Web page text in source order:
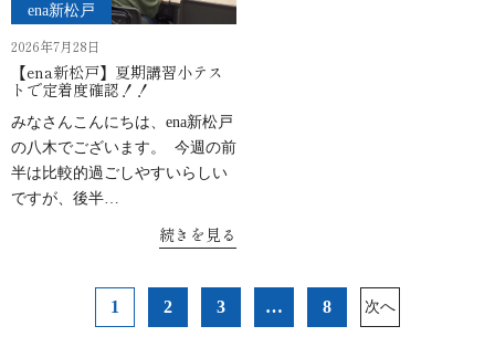
ena新松戸
2026年7月28日
【ena新松戸】夏期講習小テス
トで定着度確認！！
みなさんこんにちは、ena新松戸
の八木でございます。 今週の前
半は比較的過ごしやすいらしい
ですが、後半…
続きを見る
1 2 3 … 8 次へ